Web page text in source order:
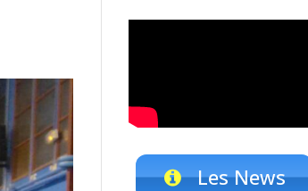
Les News